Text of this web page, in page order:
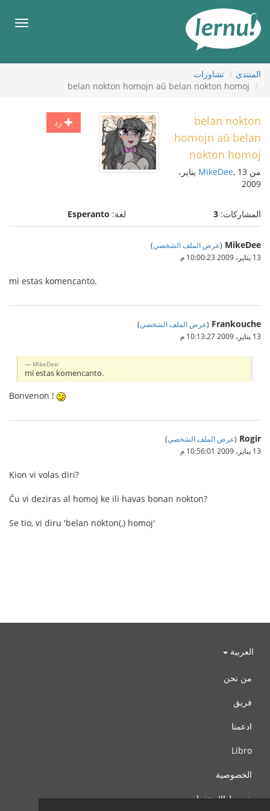
المحتويات
قائمة
المنتدى
تشاورات
belan nokton homojn aŭ belan nokton homoj
رد
belan nokton
homojn aŭ belan
nokton homoj
من MikeDee , 13 يناير،
2009
المشاركات: 3 لغة: Esperanto
MikeDee
(عرض الملف الشخصي)
13 يناير، 2009 10:00:23 م
mi estas komencanto.
Frankouche
(عرض الملف الشخصي)
13 يناير، 2009 10:13:27 م
MikeDee:
mi estas komencanto.
Bonvenon !
Rogir
(عرض الملف الشخصي)
13 يناير، 2009 10:56:01 م
Kion vi volas diri?
Ĉu vi deziras al homoj ke ili havas bonan nokton?
Se tio, vi diru 'belan nokton(,) homoj'
العربية
من نحن
فريق
ادعمنا
Libro
الخصوصية
شروط الإستخدام